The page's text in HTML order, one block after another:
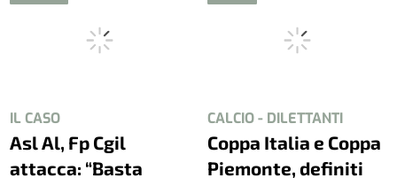
IL CASO
Asl Al, Fp Cgil
attacca: “Basta
CALCIO - DILETTANTI
Coppa Italia e Coppa
Piemonte, definiti